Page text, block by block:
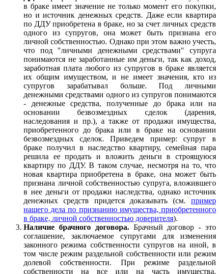
в браке имеет значение не только момент его покупки,
но и источник денежных средств. Даже если квартира
по ДДУ приобретена в браке, но за счет личных средств
одного из супругов, она может быть признана его
личной собственностью. Однако при этом важно учесть,
что под "личными денежными средствами" супруга
понимаются не заработанные им деньги, так как доход,
заработная плата любого из супругов в браке является
их общим имуществом, и не имеет значения, кто из
супругов зарабатывал больше. Под личными
денежными средствами одного из супругов понимаются
- денежные средства, полученные до брака или на
основании безвозмездных сделок (дарения,
наследования и пр.), а также от продажи имущества,
приобретенного до брака или в браке на основании
безвозмездных сделок. Приведем пример: супруг в
браке получил в наследство квартиру, семейная пара
решила ее продать и вложить деньги в строящуюся
квартиру по ДДУ. В таком случае, несмотря на то, что
новая квартира приобретена в браке, она может быть
признана личной собственностью супруга, вложившего
в нее деньги от продажи наследства, однако источник
денежных средств придется доказывать (см. пример
нашего дела по признанию имущества, приобретенного
в браке, личной собственностью доверителя).
Наличие брачного договора.Брачный договор - это
соглашение, заключаемое супругами для изменения
законного режима собственности супругов на иной, в
том числе режим раздельной собственности или режим
долевой собственности. При режиме раздельной
собственности на все или на часть имущества,